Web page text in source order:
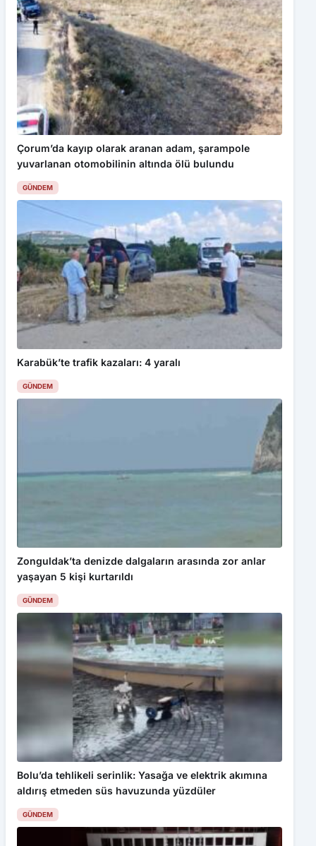
Çorum’da kayıp olarak aranan adam, şarampole
yuvarlanan otomobilinin altında ölü bulundu
GÜNDEM
Karabük’te trafik kazaları: 4 yaralı
GÜNDEM
Zonguldak’ta denizde dalgaların arasında zor anlar
yaşayan 5 kişi kurtarıldı
GÜNDEM
Bolu’da tehlikeli serinlik: Yasağa ve elektrik akımına
aldırış etmeden süs havuzunda yüzdüler
GÜNDEM
Bu web sitesinde en iyi deneyimi yaşamanızı sağlamak için
Gizlilik Politikamız
inceleyebilirsiniz.